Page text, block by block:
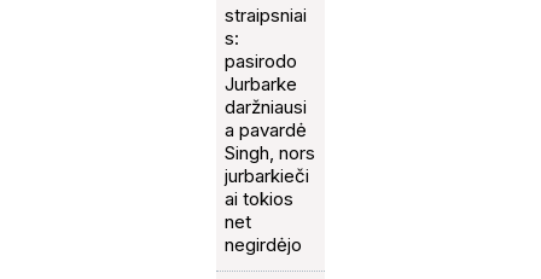
straipsniai
s:
pasirodo
Jurbarke
daržniausi
a pavardė
Singh, nors
jurbarkieči
ai tokios
net
negirdėjo